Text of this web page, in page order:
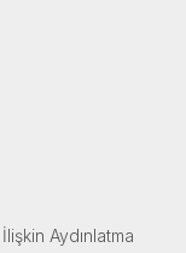
Aydınlatma